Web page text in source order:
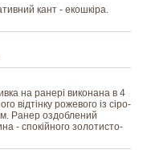
кант - екошкіра.
на ранері виконана в 4
відтінку рожевого із сіро-
Ранер оздоблений
- спокійного золотисто-